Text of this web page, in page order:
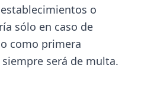
o
sólo en caso de
como primera
será de multa.